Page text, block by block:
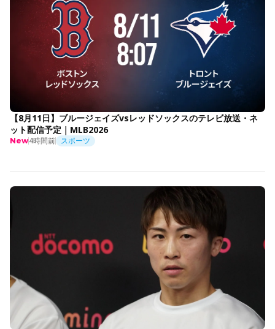
【8月11日】ブルージェイズvsレッドソックスのテレビ放送・ネ
ット配信予定｜MLB2026
New4時間前 スポーツ